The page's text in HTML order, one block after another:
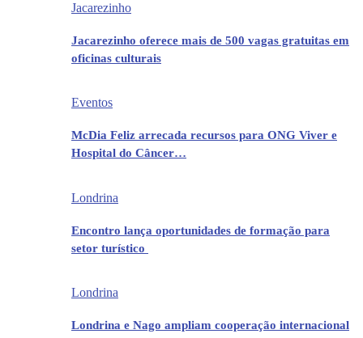
Jacarezinho
Jacarezinho oferece mais de 500 vagas gratuitas em
oficinas culturais
Eventos
McDia Feliz arrecada recursos para ONG Viver e
Hospital do Câncer…
Londrina
Encontro lança oportunidades de formação para
setor turístico
Londrina
Londrina e Nago ampliam cooperação internacional